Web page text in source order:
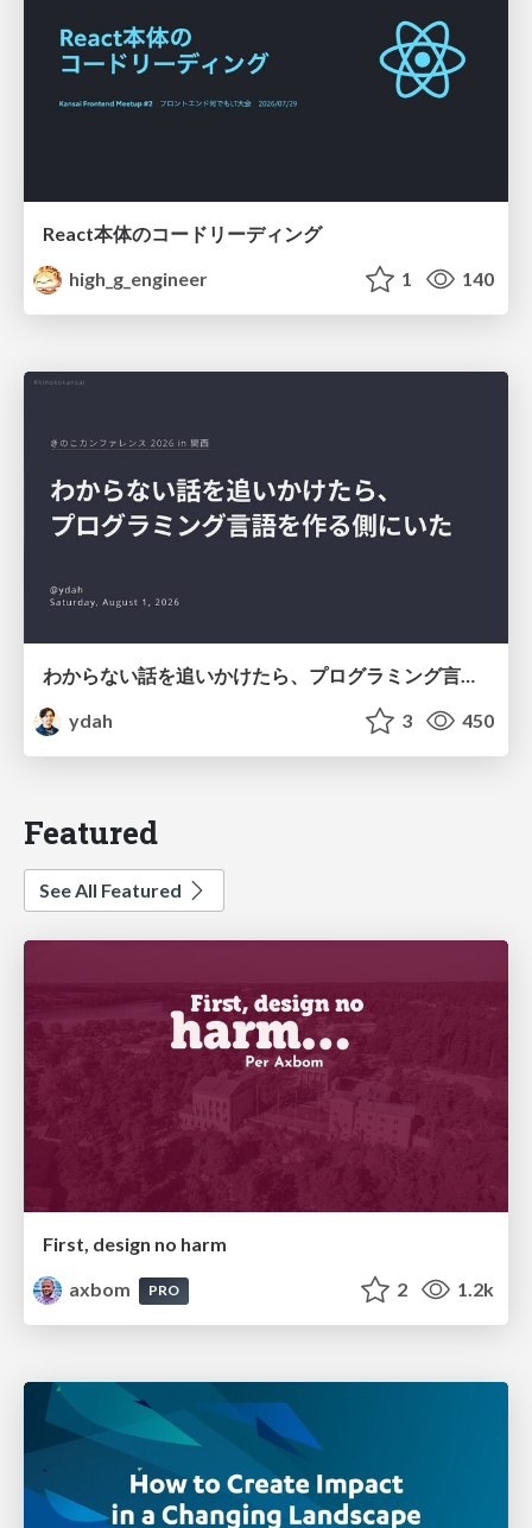
React本体のコードリーディング
high_g_engineer
1 140
わからない話を追いかけたら、プログラミング言語を作る側にいた
ydah
3 450
Featured
See All Featured
First, design no harm
axbom
PRO 2 1.2k